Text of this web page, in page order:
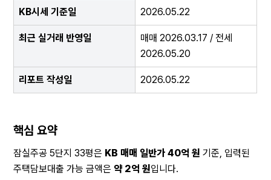
KB시세 기준일 2026.05.22
최근 실거래 반영일
매매 2026.03.17 / 전세
2026.05.20
리포트 작성일 2026.05.22
핵심 요약
잠실주공 5단지 33평은 KB 매매 일반가 40억 원 기준, 입력된
주택담보대출 가능 금액은 약 2억 원입니다.